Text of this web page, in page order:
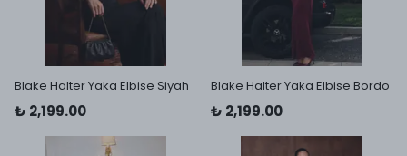
Blake Halter Yaka Elbise Siyah
₺ 2,199.00
Blake Halter Yaka Elbise Bordo
₺ 2,199.00